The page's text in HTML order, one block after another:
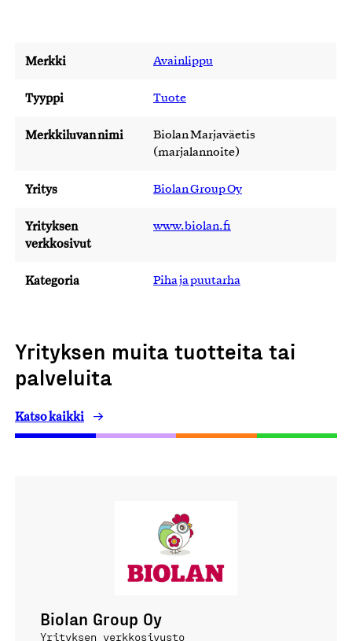
Merkki Avainlippu
Tyyppi Tuote
Merkkiluvan nimi
Biolan Marjaväetis
(marjalannoite)
Yritys Biolan Group Oy
Yrityksen
verkkosivut
www.biolan.fi
Kategoria Piha ja puutarha
Yrityksen muita tuotteita tai
palveluita
Katso kaikki
Biolan Group Oy
Yrityksen verkkosivusto